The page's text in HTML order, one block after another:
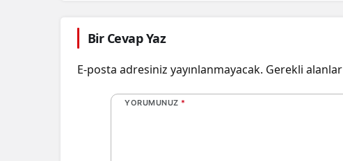
Bir Cevap Yaz
E-posta adresiniz yayınlanmayacak. Gerekli alanlar
YORUMUNUZ *